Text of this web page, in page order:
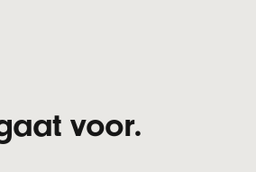
oorafmetingen
voor.